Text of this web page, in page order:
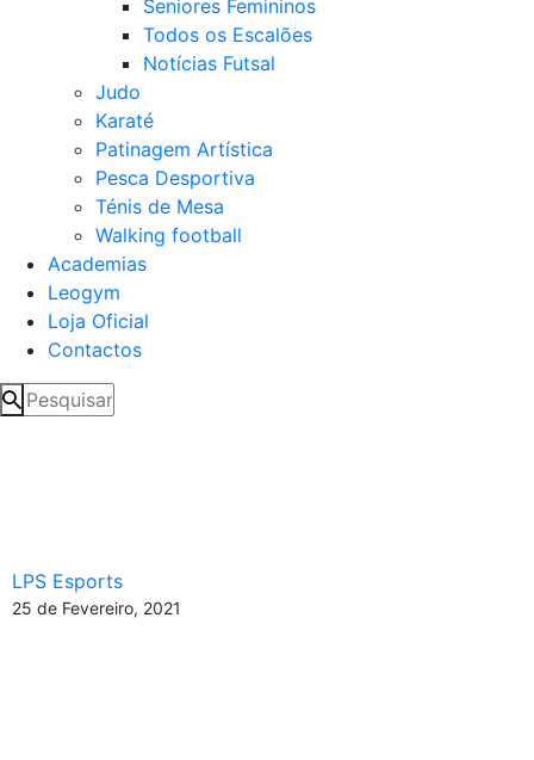
Seniores Femininos
Todos os Escalões
Notícias Futsal
Judo
Karaté
Patinagem Artística
Pesca Desportiva
Ténis de Mesa
Walking football
Academias
Leogym
Loja Oficial
Contactos
LPS Esports
25 de Fevereiro, 2021